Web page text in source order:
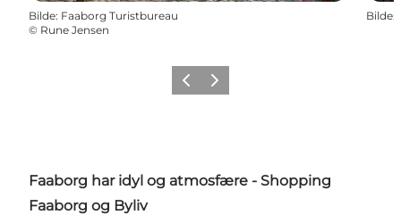
Bilde: Faaborg Turistbureau
© Rune Jensen
Bilde:
ForrigeNeste
Faaborg har idyl og atmosfære - Shopping
Faaborg og Byliv